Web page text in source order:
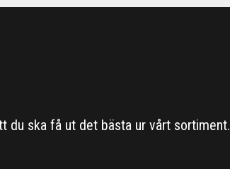
du ska få ut det bästa ur vårt sortiment.